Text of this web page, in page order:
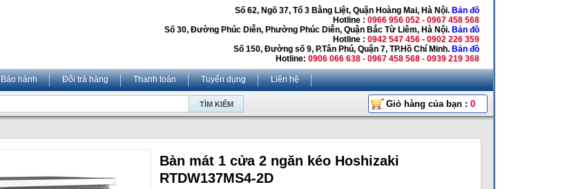
Số 62, Ngõ 37, Tổ 3 Bằng Liệt, Quận Hoàng Mai, Hà Nội. Bản đồ
Hotline : 0966 956 052 - 0967 458 568
Số 30, Đường Phúc Diễn, Phường Phúc Diễn, Quận Bắc Từ Liêm, Hà Nội. Bản đồ
Hotline : 0942 547 456 - 0902 226 359
Số 150, Đường số 9, P.Tân Phú, Quận 7, TP.Hồ Chí Minh. Bản đồ
Hotline: 0906 066 638 - 0967 458 568 - 0939 219 368
Bảo hành Đổi trả hàng Thanh toán Tuyển dụng Liên hệ
Giỏ hàng của bạn : 0
Bàn mát 1 cửa 2 ngăn kéo Hoshizaki
RTDW137MS4-2D